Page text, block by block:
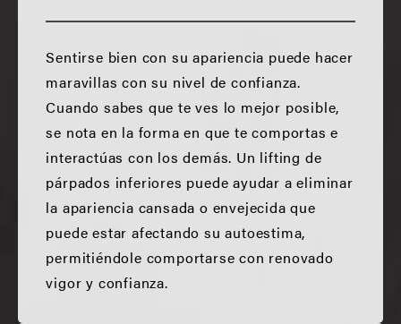
Sentirse bien con su apariencia puede hacer
maravillas con su nivel de confianza.
Cuando sabes que te ves lo mejor posible,
se nota en la forma en que te comportas e
interactúas con los demás. Un lifting de
párpados inferiores puede ayudar a eliminar
la apariencia cansada o envejecida que
puede estar afectando su autoestima,
permitiéndole comportarse con renovado
vigor y confianza.